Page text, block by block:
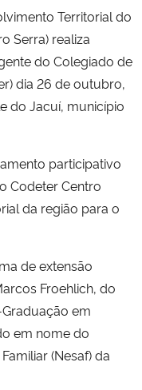
Territorial do
Serra) realiza
do Colegiado de
dia 26 de outubro,
do Jacuí, município
participativo
Codeter Centro
da região para o
de extensão
Froehlich, do
em
em nome do
(Nesaf) da